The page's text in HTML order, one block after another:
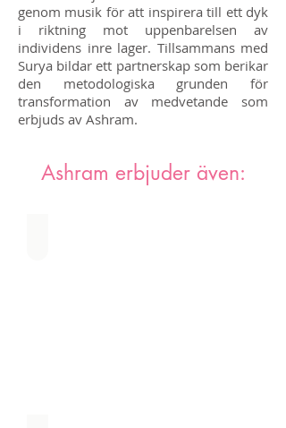
genom musik för att inspirera till ett dyk
i riktning mot uppenbarelsen av
individens inre lager. Tillsammans med
Surya bildar ett partnerskap som berikar
den metodologiska grunden för
transformation av medvetande som
erbjuds av Ashram.
Ashram erbjuder även: